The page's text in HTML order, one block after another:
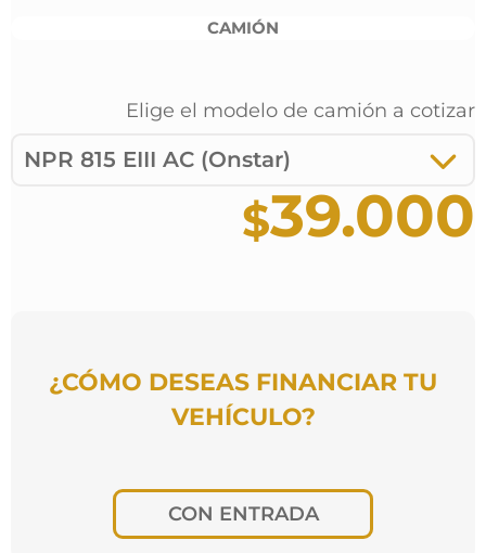
CAMIÓN
Elige el modelo de camión a cotizar
NPR 815 EIII AC (Onstar)
39.000
¿CÓMO DESEAS FINANCIAR TU
VEHÍCULO?
CON ENTRADA
¿Por cuántos meses deseas pagar?